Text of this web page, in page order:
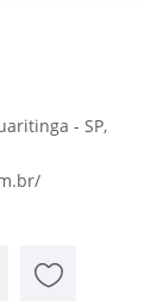
- SP,